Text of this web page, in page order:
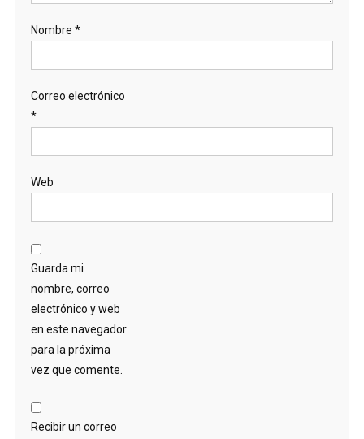
Nombre *
Correo electrónico
*
Web
Guarda mi
nombre, correo
electrónico y web
en este navegador
para la próxima
vez que comente.
Recibir un correo